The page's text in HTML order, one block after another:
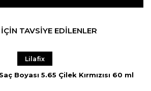
TAVSİYE EDİLENLER
Lilafix
Boyası 5.65 Çilek Kırmızısı 60 ml